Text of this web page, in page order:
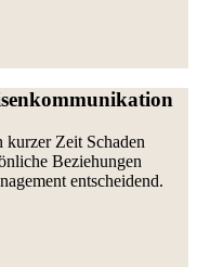
kurzer Zeit Schaden
Beziehungen
entscheidend.